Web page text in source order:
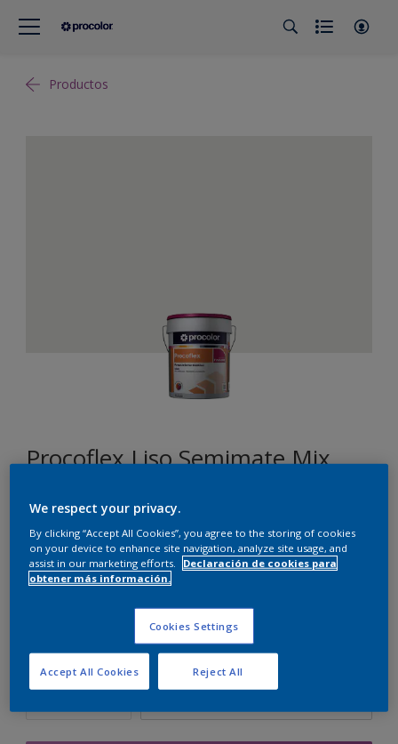
Productos
Procoflex Liso Semimate Mix
ON.01.87
Cambiar de color
Tamaño
Cantidad Calculadora de pintura
We respect your privacy.
By clicking “Accept All Cookies”, you agree to the storing of cookies
on your device to enhance site navigation, analyze site usage, and
assist in our marketing efforts.
Declaración de cookies para
obtener más información.
Cookies Settings
Reject All
Accept All Cookies